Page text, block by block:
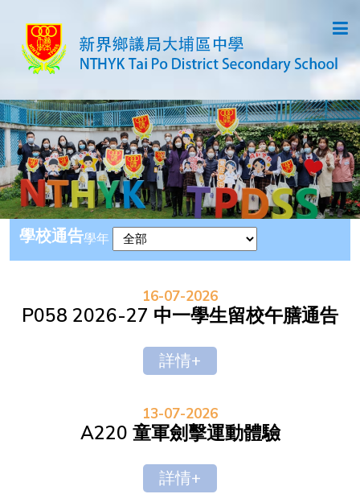
學校通告學年
16-07-2026
P058 2026-27 中一學生留校午膳通告
詳情+
13-07-2026
A220 童軍劍擊運動體驗
詳情+